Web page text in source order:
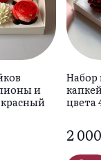
и
цвета
2